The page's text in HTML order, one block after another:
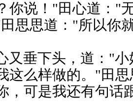
你说！"田心道："
思思道："所以你
又垂下头，道："小
这么样做的。"田
，可是我还有句话